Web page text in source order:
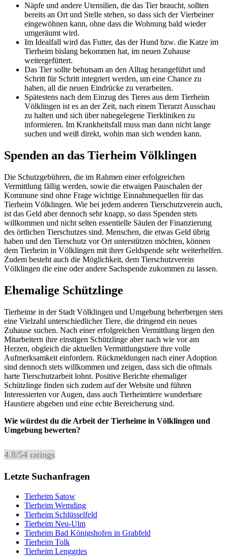
Näpfe und andere Utensilien, die das Tier braucht, sollten
bereits an Ort und Stelle stehen, so dass sich der Vierbeiner
eingewöhnen kann, ohne dass die Wohnung bald wieder
umgeräumt wird.
Im Idealfall wird das Futter, das der Hund bzw. die Katze im
Tierheim bislang bekommen hat, im neuen Zuhause
weitergefüttert.
Das Tier sollte behutsam an den Alltag herangeführt und
Schritt für Schritt integriert werden, um eine Chance zu
haben, all die neuen Eindrücke zu verarbeiten.
Spätestens nach dem Einzug des Tieres aus dem Tierheim
Völklingen ist es an der Zeit, nach einem Tierarzt Ausschau
zu halten und sich über nahegelegene Tierkliniken zu
informieren. Im Krankheitsfall muss man dann nicht lange
suchen und weiß direkt, wohin man sich wenden kann.
Spenden an das Tierheim Völklingen
Die Schutzgebühren, die im Rahmen einer erfolgreichen
Vermittlung fällig werden, sowie die etwaigen Pauschalen der
Kommune sind ohne Frage wichtige Einnahmequellen für das
Tierheim Völklingen. Wie bei jedem anderen Tierschutzverein auch,
ist das Geld aber dennoch sehr knapp, so dass Spenden stets
willkommen und nicht selten essentielle Säulen der Finanzierung
des örtlichen Tierschutzes sind. Menschen, die etwas Geld übrig
haben und den Tierschutz vor Ort unterstützen möchten, können
dem Tierheim in Völklingen mit ihrer Geldspende sehr weiterhelfen.
Zudem besteht auch die Möglichkeit, dem Tierschutzverein
Völklingen die eine oder andere Sachspende zukommen zu lassen.
Ehemalige Schützlinge
Tierheime in der Stadt Völklingen und Umgebung beherbergen stets
eine Vielzahl unterschiedlicher Tiere, die dringend ein neues
Zuhause suchen. Nach einer erfolgreichen Vermittlung liegen den
Mitarbeitern ihre einstigen Schützlinge aber nach wie vor am
Herzen, obgleich die aktuellen Vermittlungstiere ihre volle
Aufmerksamkeit einfordern. Rückmeldungen nach einer Adoption
sind dennoch stets willkommen und zeigen, dass sich die oftmals
harte Tierschutzarbeit lohnt. Positive Berichte ehemaliger
Schützlinge finden sich zudem auf der Website und führen
Interessierten vor Augen, dass auch Tierheimtiere wunderbare
Haustiere abgeben und eine echte Bereicherung sind.
Wie würdest du die Arbeit der Tierheime in Völklingen und
Umgebung bewerten?
4.8/54 ratings
Letzte Suchanfragen
Tierheim Satow
Tierheim Wemding
Tierheim Schlüsselfeld
Tierheim Neu-Ulm
Tierheim Bad Königshofen in Grabfeld
Tierheim Tolk
Tierheim Lenggries